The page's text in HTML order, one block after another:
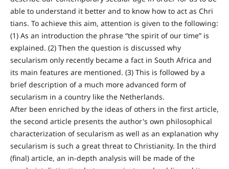
able to understand it better and to know how to act as Chri
tians. To achieve this aim, attention is given to the following:
(1) As an introduction the phrase “the spirit of our time” is
explained. (2) Then the question is discussed why
secularism only recently became a fact in South Africa and
its main features are mentioned. (3) This is followed by a
brief description of a much more advanced form of
secularism in a country like the Netherlands.
After been enriched by the ideas of others in the first article,
the second article presents the author's own philosophical
characterization of secularism as well as an explanation why
secularism is such a great threat to Christianity. In the third
(final) article, an in-depth analysis will be made of the